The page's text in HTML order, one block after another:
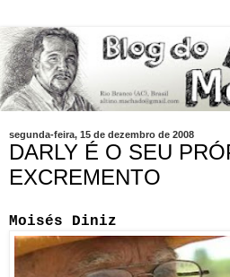
segunda-feira, 15 de dezembro de 2008
DARLY É O SEU
EXCREMENTO
Moisés Diniz